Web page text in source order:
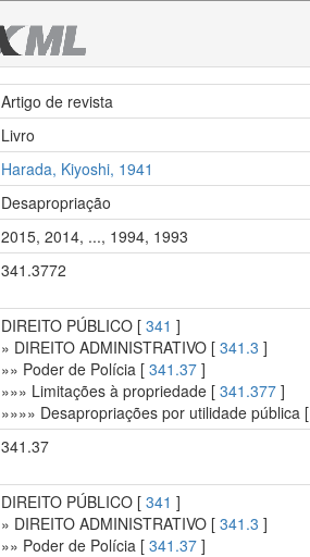
Artigo de revista
Livro
Harada, Kiyoshi, 1941
Desapropriação
2015, 2014, ..., 1994, 1993
341.3772
DIREITO PÚBLICO [ 341 ]
» DIREITO ADMINISTRATIVO [ 341.3 ]
»» Poder de Polícia [ 341.37 ]
»»» Limitações à propriedade [ 341.377 ]
»»»» Desapropriações por utilidade pública [
341.37
DIREITO PÚBLICO [ 341 ]
» DIREITO ADMINISTRATIVO [ 341.3 ]
»» Poder de Polícia [ 341.37 ]